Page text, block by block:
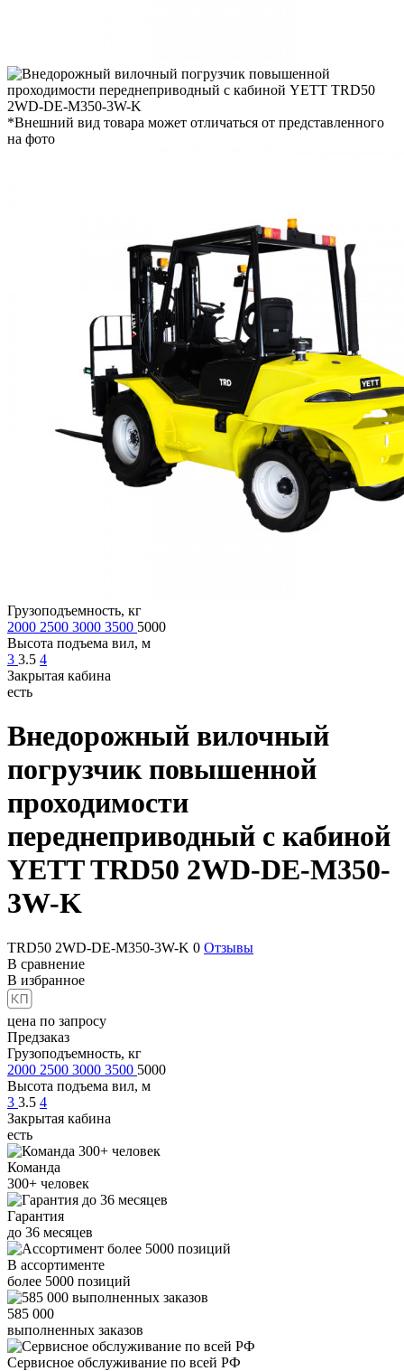
*Внешний вид товара может отличаться от представленного
на фото
Грузоподъемность, кг
2000 2500 3000 3500 5000
Высота подъема вил, м
3 3.5 4
Закрытая кабина
есть
Внедорожный вилочный
погрузчик повышенной
проходимости
переднеприводный с кабиной
YETT TRD50 2WD-DE-M350-
3W-K
TRD50 2WD-DE-M350-3W-K 0 Отзывы
В сравнение
В избранное
цена по запросу
Предзаказ
Грузоподъемность, кг
2000 2500 3000 3500 5000
Высота подъема вил, м
3 3.5 4
Закрытая кабина
есть
Команда
300+ человек
Гарантия
до 36 месяцев
В ассортименте
более 5000 позиций
585 000
выполненных заказов
Сервисное обслуживание по всей РФ